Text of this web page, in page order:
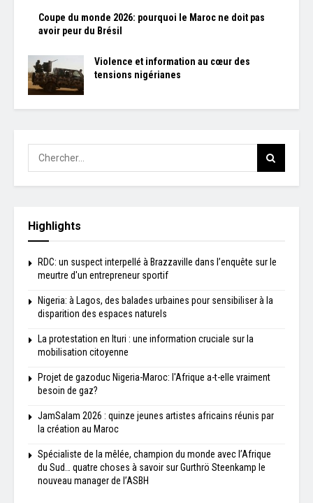
Coupe du monde 2026: pourquoi le Maroc ne doit pas
avoir peur du Brésil
Violence et information au cœur des
tensions nigérianes
Highlights
RDC: un suspect interpellé à Brazzaville dans l’enquête sur le
meurtre d'un entrepreneur sportif
Nigeria: à Lagos, des balades urbaines pour sensibiliser à la
disparition des espaces naturels
La protestation en Ituri : une information cruciale sur la
mobilisation citoyenne
Projet de gazoduc Nigeria-Maroc: l'Afrique a-t-elle vraiment
besoin de gaz?
JamSalam 2026 : quinze jeunes artistes africains réunis par
la création au Maroc
Spécialiste de la mêlée, champion du monde avec l’Afrique
du Sud… quatre choses à savoir sur Gurthrö Steenkamp le
nouveau manager de l’ASBH